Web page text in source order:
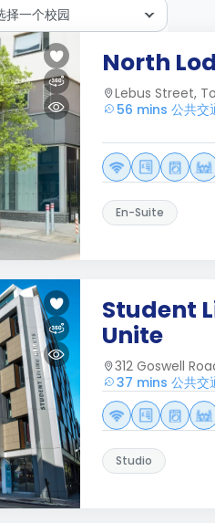
择一个校园
North
Lebus Street,
56 mins 公共
En-Suite
Student
Unite
312 Goswell
37 mins 公共
Studio